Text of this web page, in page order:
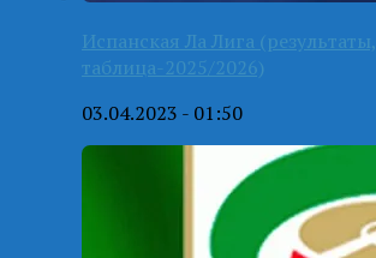
Испанская Ла Лига (результаты,
таблица-2025/2026)
03.04.2023 - 01:50